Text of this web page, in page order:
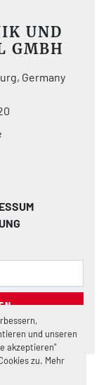
und unseren
akzeptieren"
zu. Mehr
UND
GMBH
Germany